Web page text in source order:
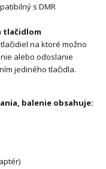
s DMR
tlačidlom
na ktoré možno
alebo odoslanie
jediného tlačidla.
balenie obsahuje: